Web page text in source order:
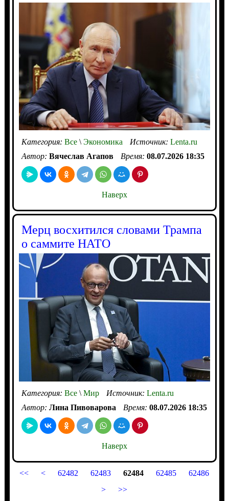
Категория: Все\Экономика Источник: Lenta.ru
Автор: Вячеслав Агапов Время: 08.07.2026 18:35
Наверх
Мерц восхитился словами Трампа
о саммите НАТО
Категория: Все\Мир Источник: Lenta.ru
Автор: Лина Пивоварова Время: 08.07.2026 18:35
Наверх
<< < 62482 62483 62484 62485
62486
>
>>